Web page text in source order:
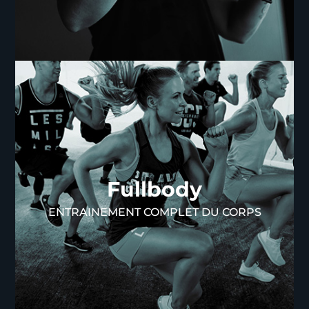
Fullbody
ENTRAINEMENT COMPLET DU CORPS
Fullbody
Optez pour le Fullbody, un entrainement complet
qui fait travailler l'ensemble des muscles de votre
corps, vous assurant ainsi des résultats visibles et
une meilleure forme physique.